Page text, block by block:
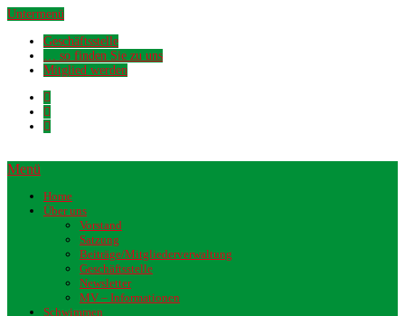
Untermenü
Geschäftsstelle
… so finden Sie zu uns
Mitglied werden
Menü
Home
Über uns
Vorstand
Satzung
Beiträge/Mitgliederverwaltung
Geschäftsstelle
Newsletter
MV – Informationen
Schwimmen